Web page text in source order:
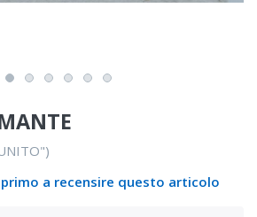
primo a recensire questo articolo